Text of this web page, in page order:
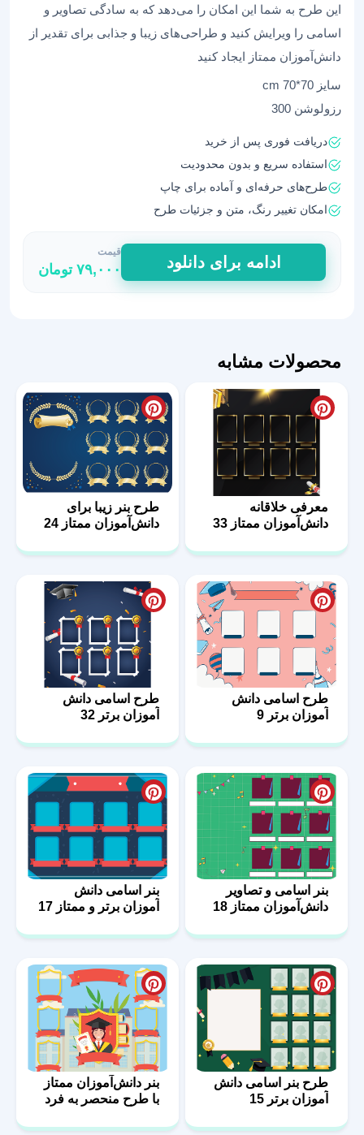
این طرح به شما این امکان را می‌دهد که به سادگی تصاویر و
اسامی را ویرایش کنید و طراحی‌های زیبا و جذابی برای تقدیر از
دانش‌آموزان ممتاز ایجاد کنید
سایز 70*70 cm
رزولوشن 300
دریافت فوری پس از خرید
استفاده سریع و بدون محدودیت
طرح‌های حرفه‌ای و آماده برای چاپ
امکان تغییر رنگ، متن و جزئیات طرح
طرح
بنر
دانش
نمونه
مدرسه
31
عدد
ادامه برای دانلود
قیمت
۷۹,۰۰۰ تومان
محصولات مشابه
معرفی خلاقانه
دانش‌آموزان ممتاز 33
طرح‌ بنر زیبا برای
دانش‌آموزان ممتاز 24
طرح اسامی دانش
آموزان برتر 9
طرح اسامی دانش
آموزان برتر 32
بنر اسامی و تصاویر
دانش‌آموزان ممتاز 18
بنر اسامی دانش
آموزان برتر و ممتاز 17
طرح بنر اسامی دانش
آموزان برتر 15
بنر دانش‌آموزان ممتاز
با طرح منحصر به فرد